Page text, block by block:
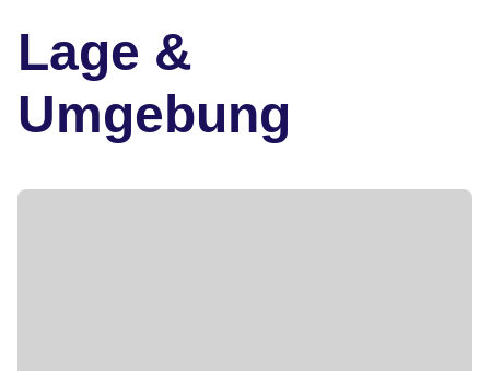
Lage &
Umgebung